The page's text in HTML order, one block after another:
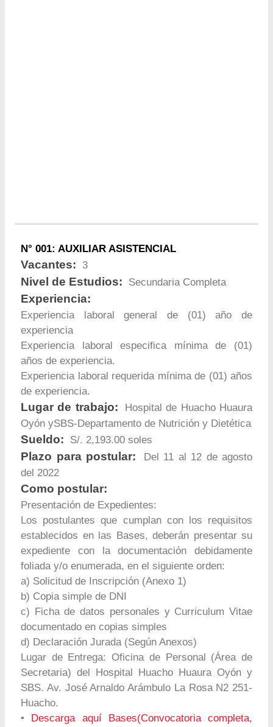
N° 001: AUXILIAR ASISTENCIAL
Vacantes: 3
Nivel de Estudios: Secundaria Completa
Experiencia:
Experiencia laboral general de (01) año de
experiencia
Experiencia laboral especifica mínima de (01)
años de experiencia.
Experiencia laboral requerida mínima de (01) años
de experiencia.
Lugar de trabajo:
Hospital de Huacho Huaura
Oyón ySBS-Departamento de Nutrición y Dietética
Sueldo: S/. 2,193.00 soles
Plazo para postular:
Del 11 al 12 de agosto
del 2022
Como postular:
Presentación de Expedientes:
Los postulantes que cumplan con los requisitos
establecidos en las Bases, deberán presentar su
expediente con la documentación debidamente
foliada y/o enumerada, en el siguiente orden:
a) Solicitud de Inscripción (Anexo 1)
b) Copia simple de DNI
c) Ficha de datos personales y Curriculum Vitae
documentado en copias simples
d) Declaración Jurada (Según Anexos)
Lugar de Entrega: Oficina de Personal (Área de
Secretaria) del Hospital Huacho Huaura Oyón y
SBS. Av. José Arnaldo Arámbulo La Rosa N2 251-
Huacho.
•
Descarga aquí Bases(Convocatoria completa,